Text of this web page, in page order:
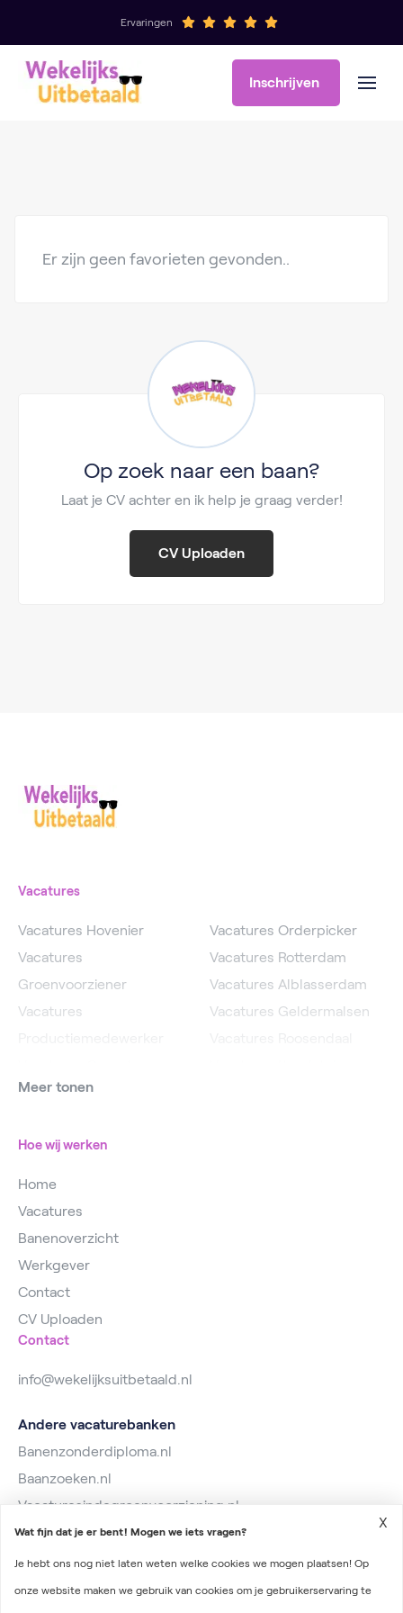
Ervaringen
Inschrijven
Op zoek naar een baan?
Laat je CV achter en ik help je graag verder!
CV Uploaden
Er zijn geen favorieten gevonden..
Vacatures
Vacatures Hovenier
Vacatures
Groenvoorziener
Vacatures
Vacatures
Vacatures Orderpicker
Vacatures Rotterdam
Vacatures Alblasserdam
Vacatures Geldermalsen
Meer tonen
Hoe wij werken
Home
Vacatures
Banenoverzicht
Werkgever
Contact
CV Uploaden
Contact
info@wekelijksuitbetaald.nl
Andere vacaturebanken
Banenzonderdiploma.nl
Baanzoeken.nl
Vacaturesindegroenvoorziening.nl
Wat fijn dat je er bent! Mogen we iets vragen?
Je hebt ons nog niet laten weten welke cookies we mogen plaatsen! Op
onze website maken we gebruik van cookies om je gebruikerservaring te
X